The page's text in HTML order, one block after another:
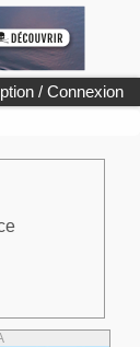
/ Connexion